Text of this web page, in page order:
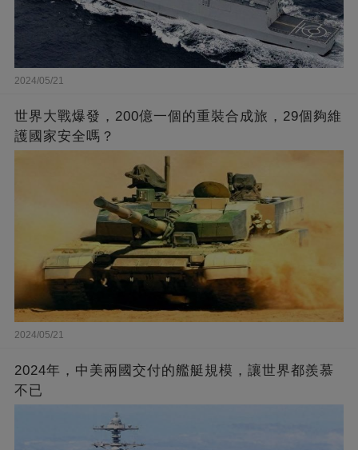
2024/05/21
世界大戰爆發，200億一個的重裝合成旅，29個夠維
護國家安全嗎？
2024/05/21
2024年，中美兩國交付的艦艇規模，讓世界都羨慕
不已